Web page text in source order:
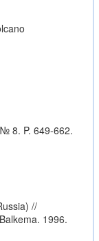
8. P. 649-662.
//
1996.